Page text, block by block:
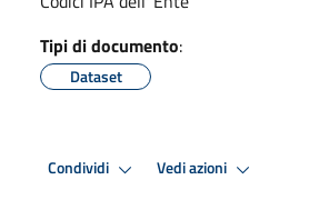
Tipi di documento:
Dataset
Condividi Vedi azioni